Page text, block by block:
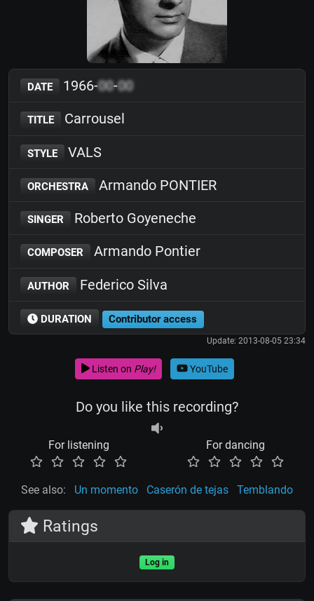
DATE 1966-00-00
TITLE Carrousel
STYLE VALS
ORCHESTRA Armando PONTIER
SINGER Roberto Goyeneche
COMPOSER Armando Pontier
AUTHOR Federico Silva
DURATION Contributor access
Update: 2013-08-05 23:34
Listen on Play! YouTube
Do you like this recording?
For listening For dancing
See also: Un momento Caserón de tejas Temblando
Ratings
Log in